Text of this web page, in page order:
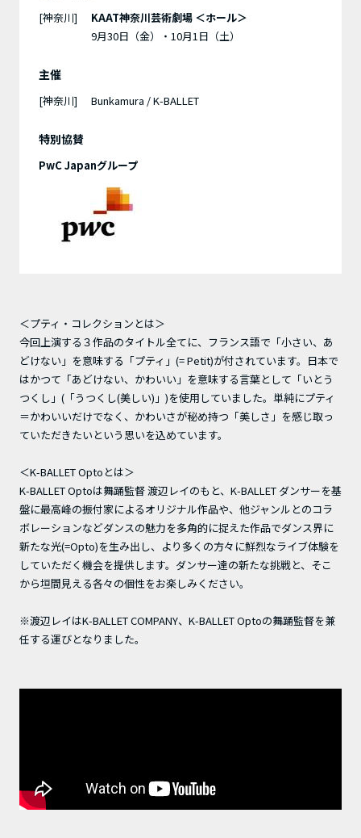
[神奈川]
KAAT神奈川芸術劇場 ＜ホール＞
9月30日（金）・10月1日（土）
主催
[神奈川] Bunkamura / K-BALLET
特別協賛
PwC Japanグループ
＜プティ・コレクションとは＞
今回上演する３作品のタイトル全てに、フランス語で「小さい、あ
どけない」を意味する「プティ」(= Petit)が付されています。日本で
はかつて「あどけない、かわいい」を意味する言葉として「いとう
つくし」(「うつくし(美しい)」)を使用していました。単純にプティ
＝かわいいだけでなく、かわいさが秘め持つ「美しさ」を感じ取っ
ていただきたいという思いを込めています。
＜K-BALLET Optoとは＞
K-BALLET Optoは舞踊監督 渡辺レイのもと、K-BALLET ダンサーを基
盤に最高峰の振付家によるオリジナル作品や、他ジャンルとのコラ
ボレーションなどダンスの魅力を多角的に捉えた作品でダンス界に
新たな光(=Opto)を生み出し、より多くの方々に鮮烈なライブ体験を
していただく機会を提供します。ダンサー達の新たな挑戦と、そこ
から垣間見える各々の個性をお楽しみください。
※渡辺レイはK-BALLET COMPANY、K-BALLET Optoの舞踊監督を兼
任する運びとなりました。